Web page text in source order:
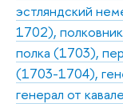
эстляндский
1702),
полка (1703),
(1703-1704),
генерал от